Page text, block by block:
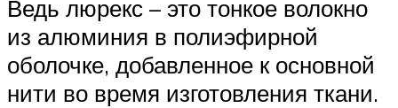
Ведь люрекс – это тонкое волокно
из алюминия в полиэфирной
оболочке, добавленное к основной
нити во время изготовления ткани.